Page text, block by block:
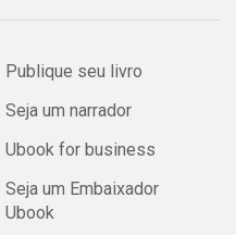
Publique seu livro
Seja um narrador
Ubook for business
Seja um Embaixador
Ubook